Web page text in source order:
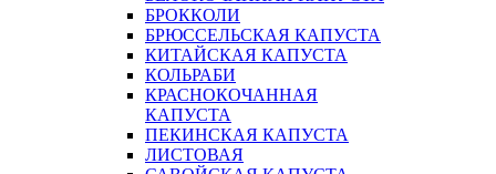
БРОККОЛИ
БРЮССЕЛЬСКАЯ КАПУСТА
КИТАЙСКАЯ КАПУСТА
КОЛЬРАБИ
КРАСНОКОЧАННАЯ
КАПУСТА
ПЕКИНСКАЯ КАПУСТА
ЛИСТОВАЯ